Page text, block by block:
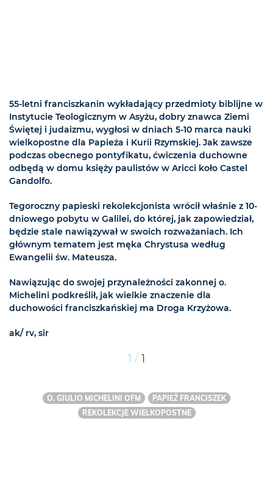
55-letni franciszkanin wykładający przedmioty biblijne w
Instytucie Teologicznym w Asyżu, dobry znawca Ziemi
Świętej i judaizmu, wygłosi w dniach 5-10 marca nauki
wielkopostne dla Papieża i Kurii Rzymskiej. Jak zawsze
podczas obecnego pontyfikatu, ćwiczenia duchowne
odbędą w domu księży paulistów w Aricci koło Castel
Gandolfo.
Tegoroczny papieski rekolekcjonista wrócił właśnie z 10-
dniowego pobytu w Galilei, do której, jak zapowiedział,
będzie stale nawiązywał w swoich rozważaniach. Ich
głównym tematem jest męka Chrystusa według
Ewangelii św. Mateusza.
Nawiązując do swojej przynależności zakonnej o.
Michelini podkreślił, jak wielkie znaczenie dla
duchowości franciszkańskiej ma Droga Krzyżowa.
ak/ rv, sir
1 / 1
O. GIULIO MICHELINI OFM
PAPIEŻ FRANCISZEK
REKOLEKCJE WIELKOPOSTNE